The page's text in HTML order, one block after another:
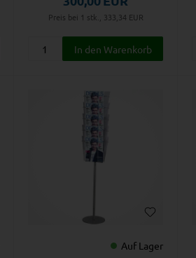
Preis bei 1 stk., 333,34 EUR
Auf Lager